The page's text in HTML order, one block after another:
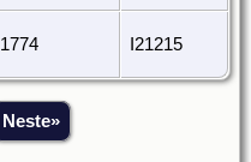
1774 I21215
Neste»